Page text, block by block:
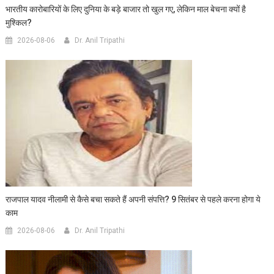
भारतीय कारोबारियों के लिए दुनिया के बड़े बाजार तो खुल गए, लेकिन माल बेचना क्यों है
मुश्किल?
2026-08-06 Dr. Anil Tripathi
राजपाल यादव नीलामी से कैसे बचा सकते हैं अपनी संपत्ति? 9 सितंबर से पहले करना होगा ये
काम
2026-08-06 Dr. Anil Tripathi